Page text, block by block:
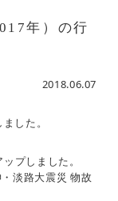
年）の行
2018.06.07
した。
プしました。
淡路大震災 物故